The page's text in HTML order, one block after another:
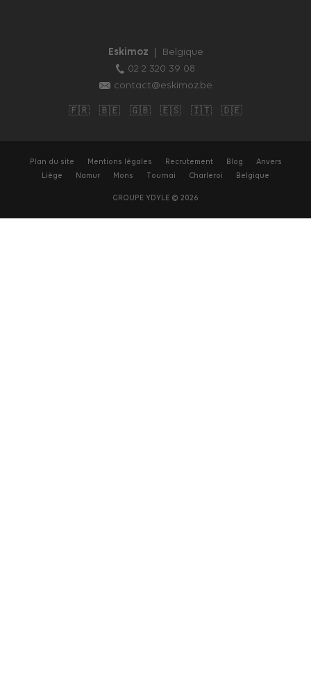
Eskimoz
Belgique
02 2 320 39 08
contact@eskimoz.be
🇫🇷 🇧🇪 🇬🇧 🇪🇸 🇮🇹 🇩🇪
Plan du site Mentions légales Recrutement Blog
Anvers
Liège
Namur Mons Tournai Charleroi Belgique
GROUPE YDYLE © 2026